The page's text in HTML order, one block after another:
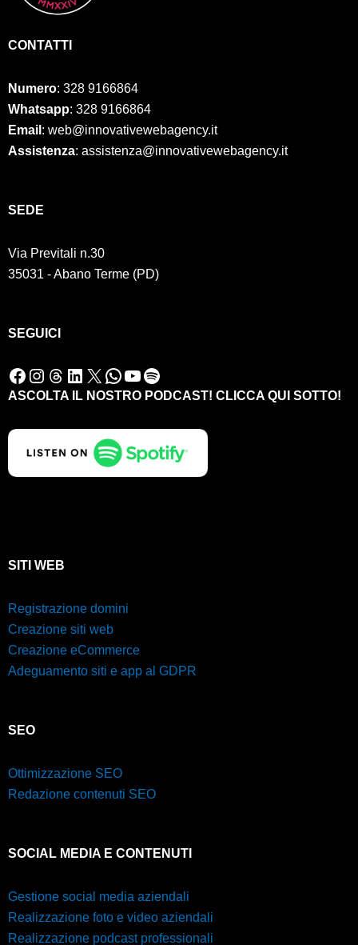
CONTATTI
Numero: 328 9166864
Whatsapp: 328 9166864
Email : web@innovativewebagency.it
Assistenza: assistenza@innovativewebagency.it
SED E
Via Previtali n.30
35031 - Abano Terme (PD)
SEGUICI
Facebook Instagram Threads LinkedIn X WhatsApp YouTube Spotify
ASCOLTA IL NOSTRO PODCAST! CLICCA QUI SOTTO!
SITI WEB
Registrazione domini
Creazione siti web
Creazione eCommerce
Adeguamento siti e app al GDPR
SEO
Ottimizzazione SEO
Redazione contenuti SEO
SOCIAL MEDIA E CONTENUTI
Gestione social media aziendali
Realizzazione foto e video aziendali
Realizzazione podcast professionali